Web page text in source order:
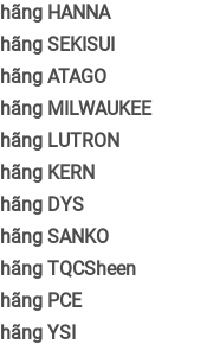
hãng HANNA
hãng SEKISUI
hãng ATAGO
hãng MILWAUKEE
hãng LUTRON
hãng KERN
hãng DYS
hãng SANKO
hãng TQCSheen
hãng PCE
hãng YSI